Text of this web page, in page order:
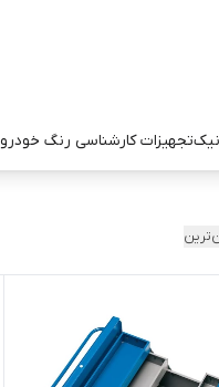
تجهیزات کارشناسی رنگ خودرو